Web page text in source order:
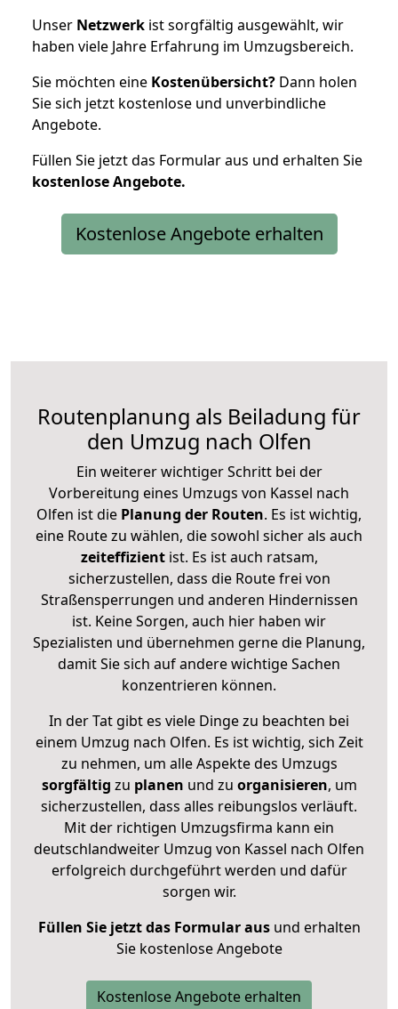
Unser Netzwerk ist sorgfältig ausgewählt, wir
haben viele Jahre Erfahrung im Umzugsbereich.
Sie möchten eine Kostenübersicht? Dann holen
Sie sich jetzt kostenlose und unverbindliche
Angebote.
Füllen Sie jetzt das Formular aus und erhalten Sie
kostenloseAngebote.
Kostenlose Angebote erhalten
Routenplanung als Beiladung für
den Umzug nach Olfen
Ein weiterer wichtiger Schritt bei der
Vorbereitung eines Umzugs von Kassel nach
Olfen ist die Planung der Routen. Es ist wichtig,
eine Route zu wählen, die sowohl sicher als auch
zeiteffizientist. Es ist auch ratsam,
sicherzustellen, dass die Route frei von
Straßensperrungen und anderen Hindernissen
ist. Keine Sorgen, auch hier haben wir
Spezialisten und übernehmen gerne die Planung,
damit Sie sich auf andere wichtige Sachen
konzentrieren können.
In der Tat gibt es viele Dinge zu beachten bei
einem Umzug nach Olfen. Es ist wichtig, sich Zeit
zu nehmen, um alle Aspekte des Umzugs
sorgfältig zu planen und zu organisieren, um
sicherzustellen, dass alles reibungslos verläuft.
Mit der richtigen Umzugsfirma kann ein
deutschlandweiter Umzug von Kassel nach Olfen
erfolgreich durchgeführt werden und dafür
sorgen wir.
Füllen Sie jetzt das Formular ausund erhalten
Sie kostenlose Angebote
Kostenlose Angebote erhalten